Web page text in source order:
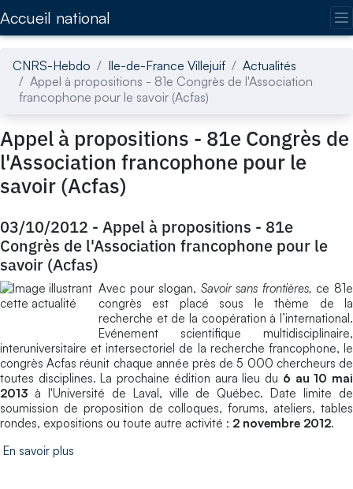
Accueil national
CNRS-Hebdo Ile-de-France Villejuif
Actualités
Appel à propositions - 81e Congrès de l'Association
francophone pour le savoir (Acfas)
Appel à propositions - 81e Congrès de
l'Association francophone pour le
savoir (Acfas)
03/10/2012 - Appel à propositions - 81e
Congrès de l'Association francophone pour le
savoir (Acfas)
Avec pour slogan, Savoir sans frontières, ce 81e
congrès est placé sous le thème de la
recherche et de la coopération à l’international.
Evénement scientifique multidisciplinaire,
interuniversitaire et intersectoriel de la recherche francophone, le
congrès Acfas réunit chaque année près de 5 000 chercheurs de
toutes disciplines. La prochaine édition aura lieu du 6 au 10 mai
2013 à l'Université de Laval, ville de Québec. Date limite de
soumission de proposition de colloques, forums, ateliers, tables
rondes, expositions ou toute autre activité : 2 novembre 2012.
En savoir plus